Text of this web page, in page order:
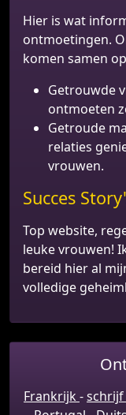
Hier is wat
ontmoetingen.
komen samen
Getrouwde
ontmoeten
Getroude
relaties
vrouwen.
Succes
Top website,
leuke vrouwen!
bereid hier al
volledige
Frankrijk-schrijf